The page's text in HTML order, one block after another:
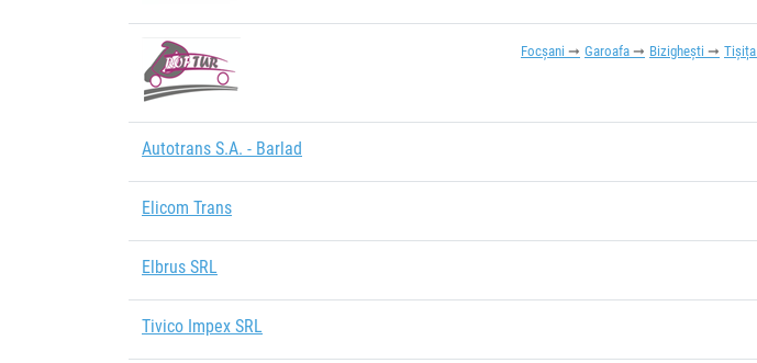
Focșani Garoafa Bizighești Tișița
Autotrans S.A. - Barlad
Elicom Trans
Elbrus SRL
Tivico Impex SRL